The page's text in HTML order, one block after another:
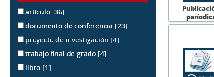
artículo [36]
documento de conferencia [23]
proyecto de investigación [4]
trabajo final de grado [4]
libro [1]